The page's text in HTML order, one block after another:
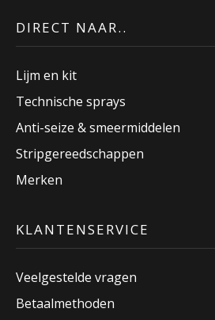
DIRECT NAAR..
Lijm en kit
Technische sprays
Anti-seize & smeermiddelen
Stripgereedschappen
Merken
KLANTENSERVICE
Veelgestelde vragen
Betaalmethoden